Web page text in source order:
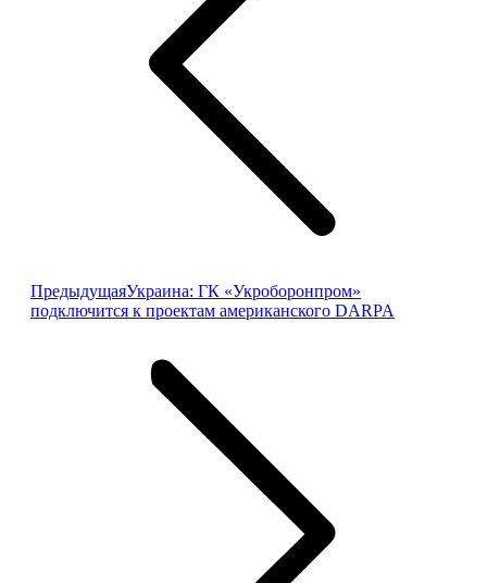
ПредыдущаяПредыдущая
запись:
Украина: ГК «Укроборонпром»
подключится к проектам американского DARPA